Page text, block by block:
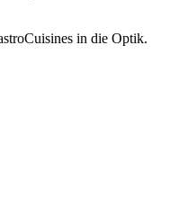
in die Optik.